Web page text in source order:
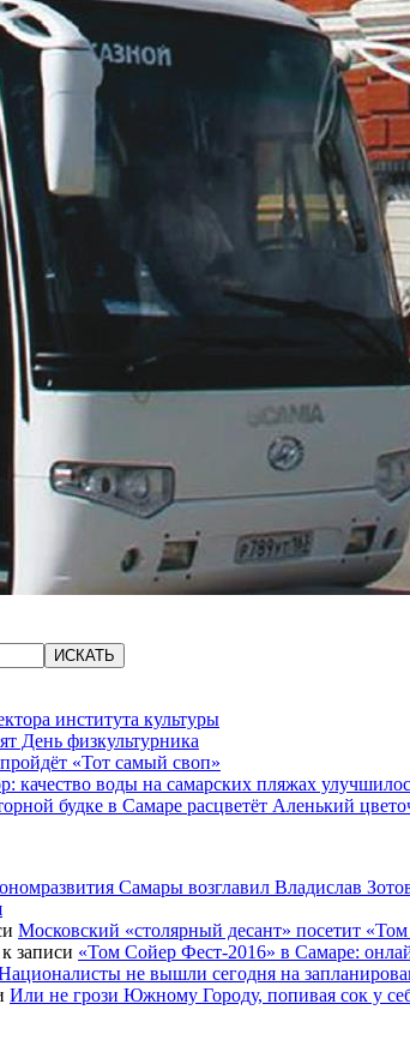
института культуры
День физкультурника
«Тот самый своп»
качество воды на самарских пляжах
будке в Самаре расцветёт Аленький
Самары возглавил Владислав
Московский «столярный десант» посетит
к записи «Том Сойер Фест-2016» в Самаре:
не вышли сегодня на
Или не грози Южному Городу, попивая сок у